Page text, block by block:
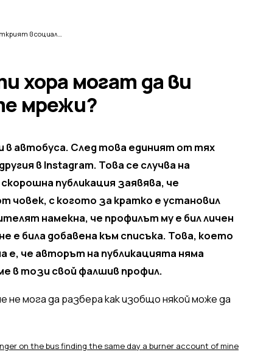
Как напълно непознати хора могат да ви открият в социалните мрежи?
хора могат да ви
мрежи?
в автобуса. След това единият от тях
в Instagram. Това се случва на
публикация заявява, че
човек, с когото за кратко е установил
намекна, че профилът му е бил личен
е била добавена към списъка. Това, което
е, че авторът на публикацията няма
в този свой фалшив профил.
не мога да разбера как изобщо някой може да
on the bus finding the same day a burner account of mine